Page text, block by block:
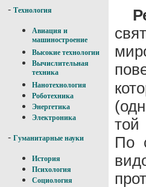
- Технология
Авиация и
машиностроение
Высокие технологии
Вычислительная
техника
Нанотехнология
Роботехника
Энергетика
Электроника
- Гуманитарные науки
История
Психология
Социология
той
По